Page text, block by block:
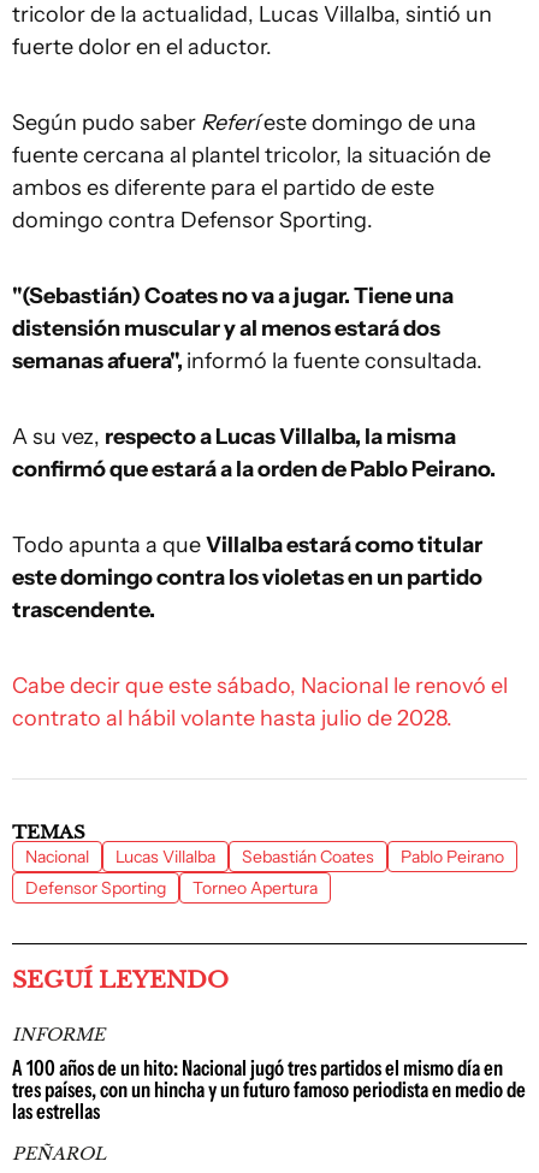
tricolor de la actualidad, Lucas Villalba, sintió un
fuerte dolor en el aductor.
Según pudo saber Referíeste domingo de una
fuente cercana al plantel tricolor, la situación de
ambos es diferente para el partido de este
domingo contra Defensor Sporting.
"(Sebastián) Coates no va a jugar. Tiene una
distensión muscular y al menos estará dos
semanas afuera", informó la fuente consultada.
A su vez, respecto a Lucas Villalba, la misma
confirmó que estará a la orden de Pablo Peirano.
Todo apunta a queVillalba estará como titular
este domingo contra los violetas en un partido
trascendente.
Cabe decir que este sábado, Nacional le renovó el
contrato al hábil volante hasta julio de 2028.
TEMAS
Nacional Lucas Villalba Sebastián Coates
Pablo Peirano
Defensor Sporting
Torneo Apertura
SEGUÍ LEYENDO
INFORME
A 100 años de un hito: Nacional jugó tres partidos el mismo día en
tres países, con un hincha y un futuro famoso periodista en medio de
las estrellas
PEÑAROL